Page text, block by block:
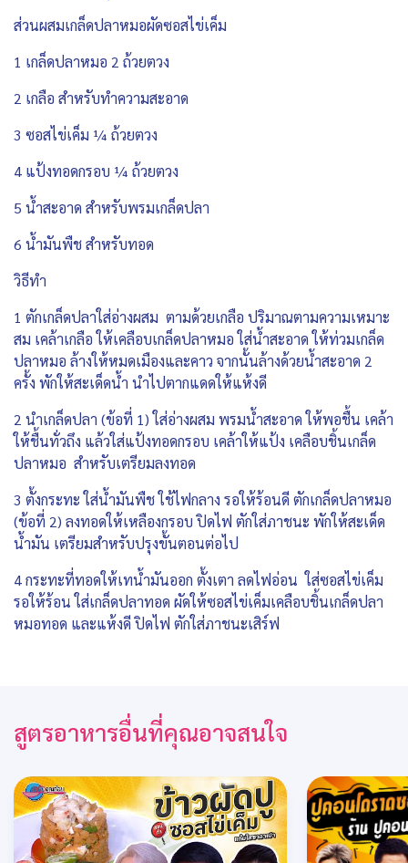
ส่วนผสมเกล็ดปลาหมอผัดซอสไข่เค็ม
1 เกล็ดปลาหมอ 2 ถ้วยตวง
2 เกลือ สำหรับทำความสะอาด
3 ซอสไข่เค็ม ¼ ถ้วยตวง
4 แป้งทอดกรอบ ¼ ถ้วยตวง
5 น้ำสะอาด สำหรับพรมเกล็ดปลา
6 น้ำมันพืช สำหรับทอด
วิธีทำ
1 ตักเกล็ดปลาใส่อ่างผสม ตามด้วยเกลือ ปริมาณตามความเหมาะ
สม เคล้าเกลือ ให้เคลือบเกล็ดปลาหมอ ใส่น้ำสะอาด ให้ท่วมเกล็ด
ปลาหมอ ล้างให้หมดเมืองและคาว จากนั้นล้างด้วยน้ำสะอาด 2
ครั้ง พักให้สะเด็ดน้ำ นำไปตากแดดให้แห้งดี
2 นำเกล็ดปลา (ข้อที่ 1) ใส่อ่างผสม พรมน้ำสะอาด ให้พอชื้น เคล้า
ให้ชื้นทั่วถึง แล้วใส่แป้งทอดกรอบ เคล้าให้แป้ง เคลือบชิ้นเกล็ด
ปลาหมอ สำหรับเตรียมลงทอด
3 ตั้งกระทะ ใส่น้ำมันพืช ใช้ไฟกลาง รอให้ร้อนดี ตักเกล็ดปลาหมอ
(ข้อที่ 2) ลงทอดให้เหลืองกรอบ ปิดไฟ ตักใส่ภาชนะ พักให้สะเด็ด
น้ำมัน เตรียมสำหรับปรุงขั้นตอนต่อไป
4 กระทะที่ทอดให้เทน้ำมันออก ตั้งเตา ลดไฟอ่อน ใส่ซอสไข่เค็ม
รอให้ร้อน ใส่เกล็ดปลาทอด ผัดให้ซอสไข่เค็มเคลือบชิ้นเกล็ดปลา
หมอทอด และแห้งดี ปิดไฟ ตักใส่ภาชนะเสิร์ฟ
สูตรอาหารอื่นที่คุณอาจสนใจ